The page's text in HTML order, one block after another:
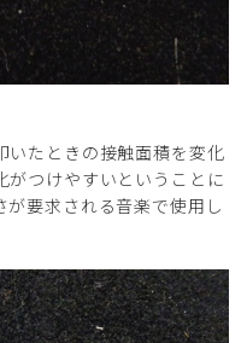
いたときの接触面積を変化
がつけやすいということに
要求される音楽で使用し